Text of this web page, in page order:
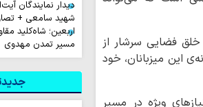
خلق فضایی سرشار از
این میزبانان، خود
ویژه در مسیر
دیدار نمایندگان
شهید سامعی +
اربعین؛ شاه‌کلید
مسیر تمدن مهدوی